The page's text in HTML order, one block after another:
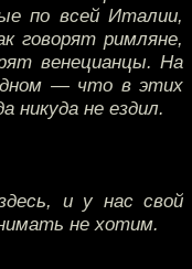
по всей Италии,
говорят римляне,
венецианцы. На
— что в этих
никуда не ездил.
и у нас свой
не хотим.